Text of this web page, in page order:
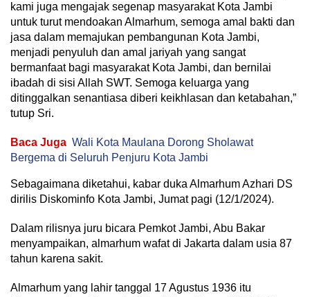
kami juga mengajak segenap masyarakat Kota Jambi
untuk turut mendoakan Almarhum, semoga amal bakti dan
jasa dalam memajukan pembangunan Kota Jambi,
menjadi penyuluh dan amal jariyah yang sangat
bermanfaat bagi masyarakat Kota Jambi, dan bernilai
ibadah di sisi Allah SWT. Semoga keluarga yang
ditinggalkan senantiasa diberi keikhlasan dan ketabahan,”
tutup Sri.
Baca Juga Wali Kota Maulana Dorong Sholawat
Bergema di Seluruh Penjuru Kota Jambi
Sebagaimana diketahui, kabar duka Almarhum Azhari DS
dirilis Diskominfo Kota Jambi, Jumat pagi (12/1/2024).
Dalam rilisnya juru bicara Pemkot Jambi, Abu Bakar
menyampaikan, almarhum wafat di Jakarta dalam usia 87
tahun karena sakit.
Almarhum yang lahir tanggal 17 Agustus 1936 itu